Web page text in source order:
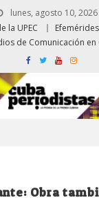
lunes, agosto 10, 2026
la UPEC
de Comunicación en
Obra